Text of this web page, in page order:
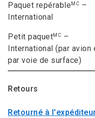
Paquet repérable MC –
International
Petit paquetMC –
International (par avion
par voie de surface)
Retours
Retourné à